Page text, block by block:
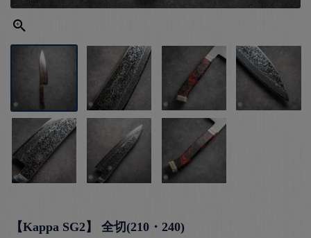
【Kappa SG2】 全切(210・240)